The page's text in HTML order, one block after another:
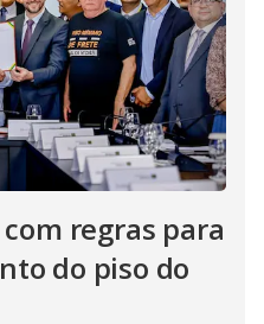
regras para
do piso do